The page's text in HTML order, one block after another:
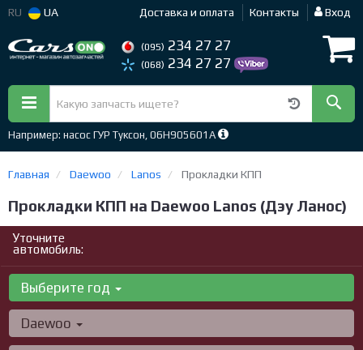
RU UA Доставка и оплата Контакты Вход
(095) 234 27 27
(068) 234 27 27
Например: насос ГУР Туксон, 06H905601A
Главная Daewoo Lanos Прокладки КПП
Прокладки КПП на Daewoo Lanos (Дэу Ланос)
Уточните
автомобиль:
Выберите год
Daewoo